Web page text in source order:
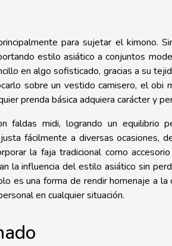
para sujetar el kimono.
estilo asiático a conjuntos
en algo sofisticado, gracias a su
sobre un vestido camisero, el obi
prenda básica adquiera carácter y
faldas midi, logrando un equilibrio
fácilmente a diversas ocasiones,
la faja tradicional como
la influencia del estilo asiático sin
es una forma de rendir homenaje a la
en cualquier situación.